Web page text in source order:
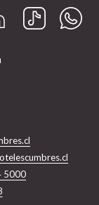
5000